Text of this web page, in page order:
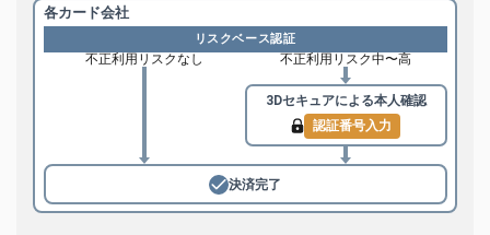
各カード会社
リスクベース認証
不正利用リスクなし 不正利用リスク中〜高
3Dセキュアによる本人確認
認証番号入力
決済完了